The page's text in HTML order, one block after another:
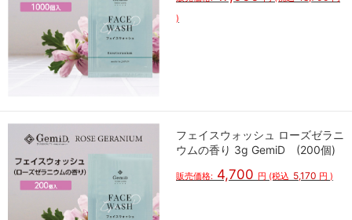
)
フェイスウォッシュ ローズゼラニ
ウムの香り 3g GemiD (200個)
販売価格: 4,700 円 (税込 5,170 円 )